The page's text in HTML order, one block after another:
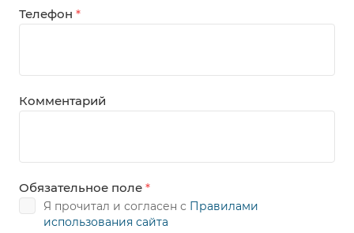
Телефон *
Комментарий
Обязательное поле *
Я прочитал и согласен с Правилами
использования сайта